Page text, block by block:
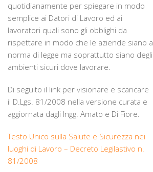
quotidianamente per spiegare in modo
semplice ai Datori di Lavoro ed ai
lavoratori quali sono gli obblighi da
rispettare in modo che le aziende siano a
norma di legge ma soprattutto siano degli
ambienti sicuri dove lavorare.
Di seguito il link per visionare e scaricare
il D.Lgs. 81/2008 nella versione curata e
aggiornata dagli Ingg. Amato e Di Fiore.
Testo Unico sulla Salute e Sicurezza nei
luoghi di Lavoro – Decreto Legilastivo n.
81/2008